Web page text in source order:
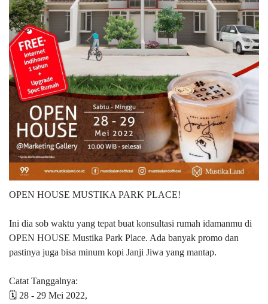
OPEN HOUSE MUSTIKA PARK PLACE!
Ini dia sob waktu yang tepat buat konsultasi rumah idamanmu di
OPEN HOUSE Mustika Park Place. Ada banyak promo dan
pastinya juga bisa minum kopi Janji Jiwa yang mantap.
Catat Tanggalnya:
🗓 28 - 29 Mei 2022,